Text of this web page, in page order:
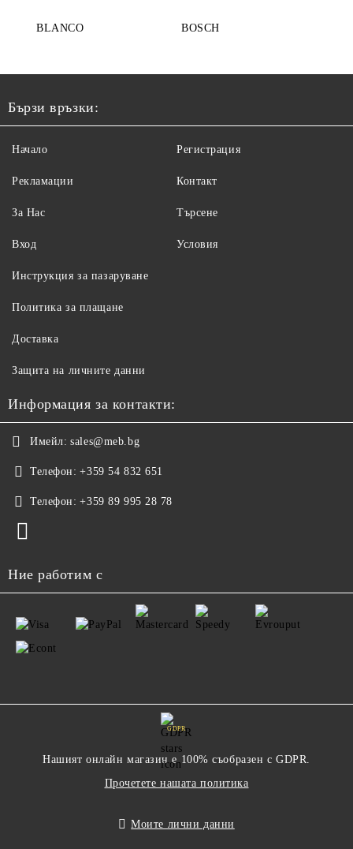
BLANCO BOSCH
Бързи връзки:
Начало
Рекламации
За Нас
Вход
Регистрация
Контакт
Търсене
Условия
Инструкция за пазаруване
Политика за плащане
Доставка
Защита на личните данни
Информация за контакти:
Имейл: sales@meb.bg
Телефон: +359 54 832 651
Телефон: +359 89 995 28 78
Ние работим с
GDPR
Нашият онлайн магазин е 100% съобразен с GDPR.
Прочетете нашата политика
Моите лични данни